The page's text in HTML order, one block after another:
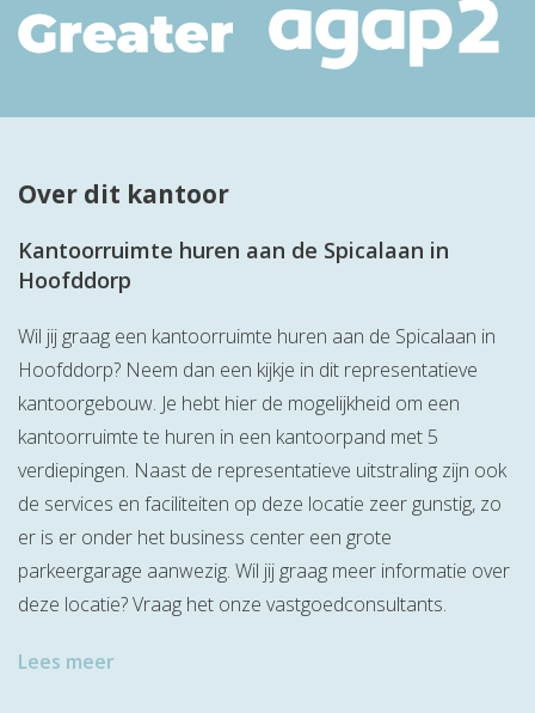
Over dit kantoor
Kantoorruimte huren aan de Spicalaan in
Hoofddorp
Wil jij graag een kantoorruimte huren aan de Spicalaan in
Hoofddorp? Neem dan een kijkje in dit representatieve
kantoorgebouw. Je hebt hier de mogelijkheid om een
kantoorruimte te huren in een kantoorpand met 5
verdiepingen. Naast de representatieve uitstraling zijn ook
de services en faciliteiten op deze locatie zeer gunstig, zo
er is er onder het business center een grote
parkeergarage aanwezig. Wil jij graag meer informatie over
deze locatie? Vraag het onze vastgoedconsultants.
Lees meer